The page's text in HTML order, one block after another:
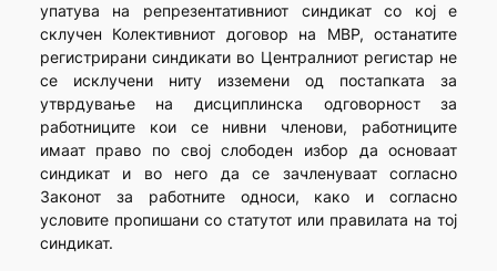
упатува на репрезентативниот синдикат со кој е
склучен Колективниот договор на МВР, останатите
регистрирани синдикати во Централниот регистар не
се исклучени ниту изземени од постапката за
утврдување на дисциплинска одговорност за
работниците кои се нивни членови, работниците
имаат право по свој слободен избор да основаат
синдикат и во него да се зачленуваат согласно
Законот за работните односи, како и согласно
условите пропишани со статутот или правилата на тој
синдикат.